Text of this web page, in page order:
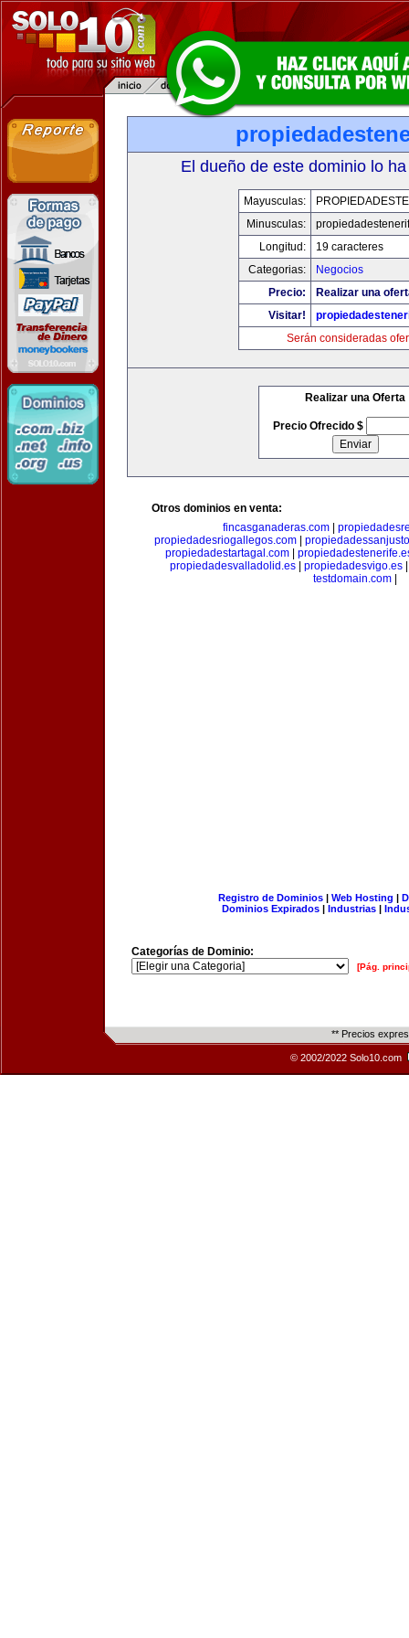
El dueño de este dominio lo
Mayusculas:
Minusculas:
Longitud:
19 caracteres
Categorias:
Negocios
Precio:
Realizar una
Visitar!
Serán consideradas
Realizar una Oferta
Precio Ofrecido $
Otros dominios en venta:
fincasganaderas.com|
propiedadesriogallegos.com|
propiedadestartagal.com|
propiedadesvalladolid.es
propiedadesvigo.es
testdomain.com
Registro de Dominios| Web Hosting |
Dominios Expirados | Industrias |
Categorías de Dominio:
[Pág.
** Precios
© 2002/2022 Solo10.com